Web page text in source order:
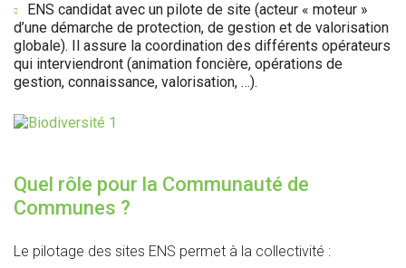
ENS candidat avec un pilote de site (acteur « moteur »
d’une démarche de protection, de gestion et de valorisation
globale). Il assure la coordination des différents opérateurs
qui interviendront (animation foncière, opérations de
gestion, connaissance, valorisation, …).
Quel rôle pour la Communauté de
Communes ?
Le pilotage des sites ENS permet à la collectivité :